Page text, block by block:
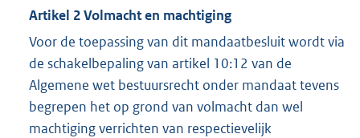
Artikel 2 Volmacht en machtiging
Voor de toepassing van dit mandaatbesluit wordt via
de schakelbepaling van artikel 10:12 van de
Algemene wet bestuursrecht onder mandaat tevens
begrepen het op grond van volmacht dan wel
machtiging verrichten van respectievelijk